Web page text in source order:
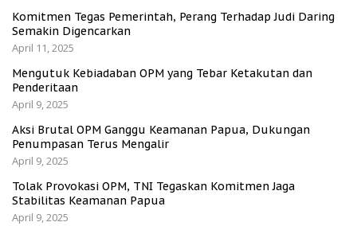
Komitmen Tegas Pemerintah, Perang Terhadap Judi Daring
Semakin Digencarkan
April 11, 2025
Mengutuk Kebiadaban OPM yang Tebar Ketakutan dan
Penderitaan
April 9, 2025
Aksi Brutal OPM Ganggu Keamanan Papua, Dukungan
Penumpasan Terus Mengalir
April 9, 2025
Tolak Provokasi OPM, TNI Tegaskan Komitmen Jaga
Stabilitas Keamanan Papua
April 9, 2025